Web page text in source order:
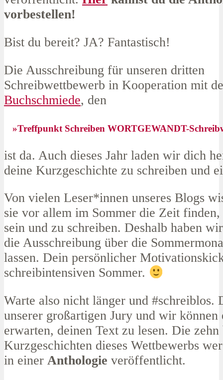
vorbestellen!
Bist du bereit? JA? Fantastisch!
Die Ausschreibung für unseren dritten
Schreibwettbewerb in Kooperation mit
Buchschmiede, den
»Treffpunkt Schreiben WORTGEWANDT-
ist da. Auch dieses Jahr laden wir dich
deine Kurzgeschichte zu schreiben und
Von vielen Leser*innen unseres Blogs
sie vor allem im Sommer die Zeit
sein und zu schreiben. Deshalb haben
die Ausschreibung über die
lassen. Dein persönlicher
schreibintensiven Sommer.
Warte also nicht länger und #schreiblos.
unserer großartigen Jury und wir können
erwarten, deinen Text zu lesen. Die zehn
Kurzgeschichten dieses Wettbewerbs
in einer Anthologie veröffentlicht.